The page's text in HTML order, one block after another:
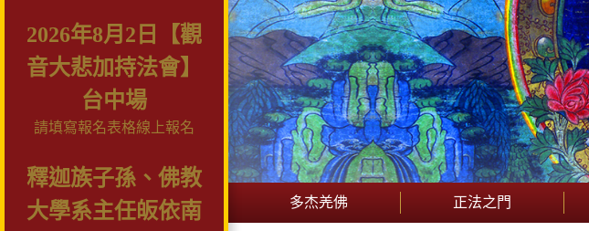
2026年8月2日【觀
音大悲加持法會】
台中場
請填寫報名表格線上報名
釋迦族子孫、佛教
大學系主任皈依南
多杰羌佛 正法之門